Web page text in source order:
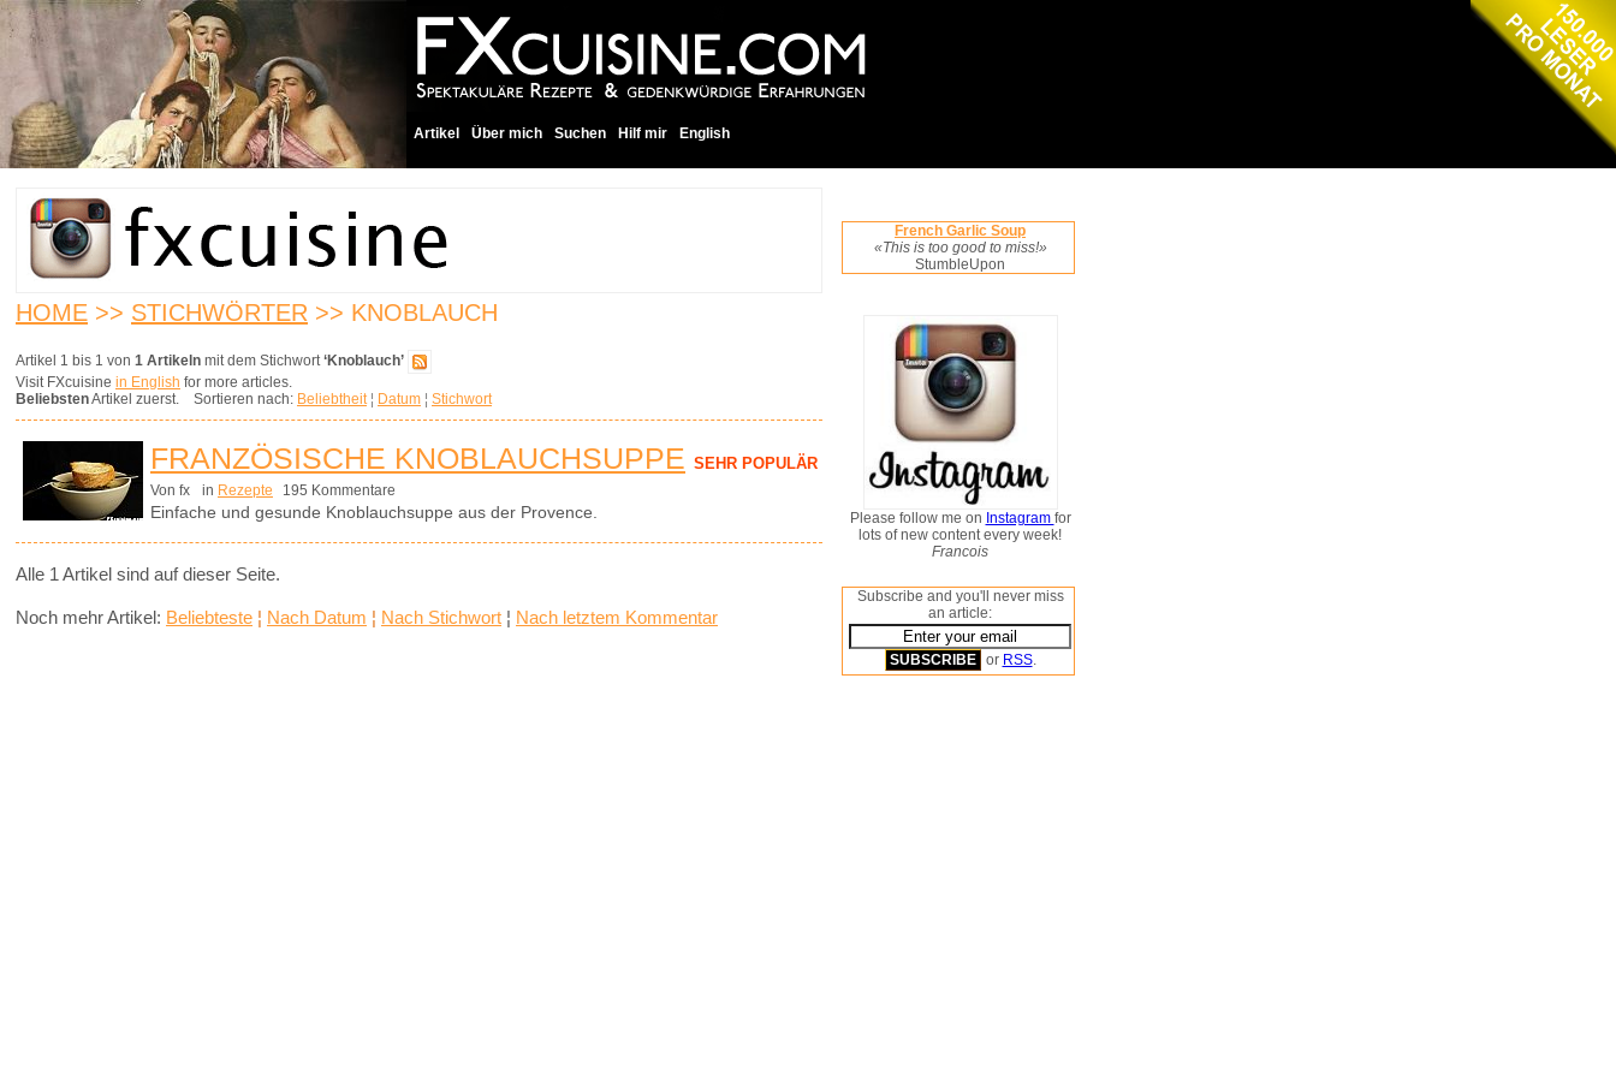
Artikel Über mich Suchen Hilf mir English
HOME >> STICHWÖRTER >> KNOBLAUCH
Artikel 1 bis 1 von 1 Artikeln mit dem Stichwort‘Knoblauch’
Visit FXcuisine in English for more articles.
BeliebstenArtikel zuerst. Sortieren nach: Beliebtheit¦ Datum ¦ Stichwort
FRANZÖSISCHE KNOBLAUCHSUPPE SEHR POPULÄR
Von fx in Rezepte 195 Kommentare
Einfache und gesunde Knoblauchsuppe aus der Provence.
Alle 1 Artikel sind auf dieser Seite.
Noch mehr Artikel: Beliebteste ¦ Nach Datum ¦ Nach Stichwort ¦ Nach letztem Kommentar
French Garlic Soup
«This is too good to miss!»
StumbleUpon
Please follow me on Instagram for
lots of new content every week!
Francois
Subscribe and you'll never miss
an article:
or RSS.